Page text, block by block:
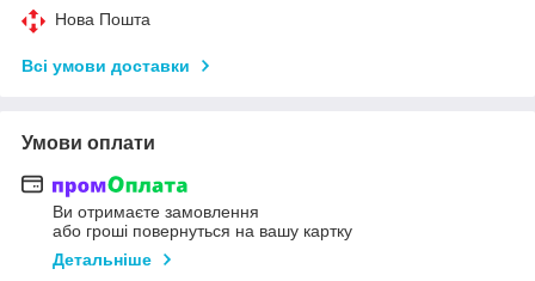
Нова Пошта
Всі умови доставки
Умови оплати
Ви отримаєте замовлення
або гроші повернуться на вашу картку
Детальніше